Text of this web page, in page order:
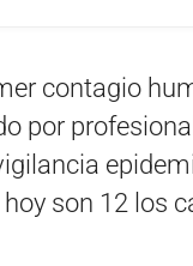
contagio
por
son 12 los